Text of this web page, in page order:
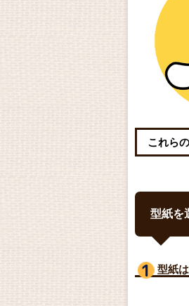
これら
型紙を
型紙